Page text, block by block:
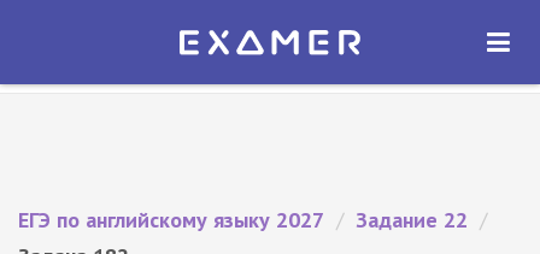
Экзамер — ЕГЭ 2027
ОТКРЫТЬ
ЕГЭ по английскому языку 2027 / Задание 22 /